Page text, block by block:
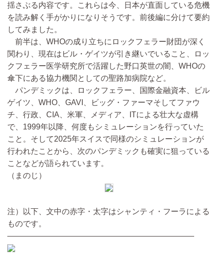
揺さぶる内容です。これらは今、日本が直面している危機
を読み解く手がかりになりそうです。前後編に分けて要約
してみました。
前半は、WHOの成り立ちにロックフェラー財団が深く
関わり、現在はビル・ゲイツが引き継いでいること、ロッ
クフェラー医学研究所で活躍した野口英世の闇、WHOの
傘下にある協力機関としての聖路加病院など。
パンデミックは、ロックフェラー、国際金融資本、ビル
ゲイツ、WHO、GAVI、ビッグ・ファーマそしてファウ
チ、行政、CIA、米軍、メディア、ITによる壮大な虚構
で、1999年以降、何度もシミュレーションを行っていた
こと。そして2025年スイスで同様のシミュレーションが
行われたことから、次のパンデミックも確実に狙っている
ことなどが語られています。
（まのじ）
注）以下、文中の赤字・太字はシャンティ・フーラによる
ものです。
————————————————————————